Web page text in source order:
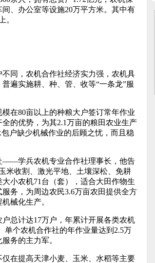
、办公室等设施20万平方米。其中有
。
同，农机合作社经济实力强，农机具
遍实施耕、种、管、收等“一条龙”服
80亩以上的种粮大户签订常年作业
的优势，为其2.1万亩的粮田农业生产
户缺少机械作业的后顾之忧，而且稳
学兵农机专业合作社理事长，他告
米收割、激光平地、土壤深松、免耕
小农机71台（套），适合大田作物生
务，为周边农民3.6万亩农田提供全方
械化生产。
计达17万户，年累计开展各类农机
单个农机合作社的年作业量达到2.5万
务的主力军。
在提高天津小麦、玉米、水稻等主要